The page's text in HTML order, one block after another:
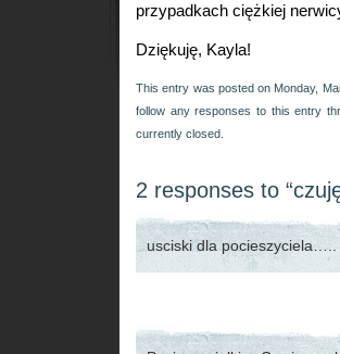
przypadkach ciężkiej
Dziękuję, Kayla!
This entry was posted on Monday,
follow any responses to this entry
currently closed.
2 responses to
usciski dla pocieszyciela…..